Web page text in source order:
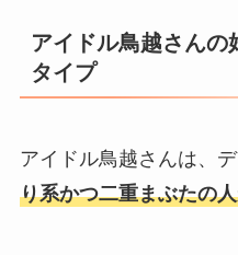
アイドル鳥越さんの
タイプ
アイドル鳥越さんは、デ
り系かつ二重まぶたの